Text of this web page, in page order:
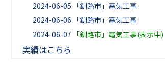
2024-06-05
「釧路市」電気工事
2024-06-06
「釧路市」電気工事
2024-06-07
「釧路市」電気工事(表示中)
実績はこちら